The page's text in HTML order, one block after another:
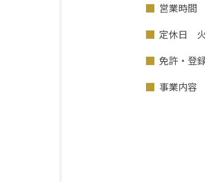
営業時間
定休日 火
免許・登
事業内容